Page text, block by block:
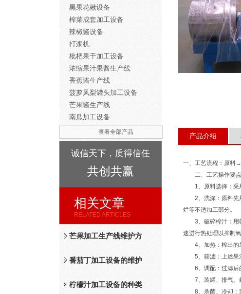
黑果花楸设备
榨菜成套加工设备
辣椒酱设备
打浆机
枇杷果干加工设备
浓缩果汁果酱生产线
香蕉酱生产线
菠萝凤梨罐头加工设备
芒果酱生产线
南瓜加工设备
查看全部产品
诚信天下，质得信任
共创共赢
相关文章
RELATED ARTICLES
芒果加工生产线维护方
法
番茄丁加工设备的维护
保养措施分析
柠檬汁加工设备的种类
产品介绍
一、工艺流程：原
二、工艺操作要点
1、原料选择：采用
2、洗涤：原料先用
烂等不适加工部分。
3、破碎榨汁：用筛
速进行热处理以抑制
4、加热：榨出的果
5、筛滤：上述果汁
6、调配：过滤后的
7、装罐、排气、封
8、杀菌、冷却：装